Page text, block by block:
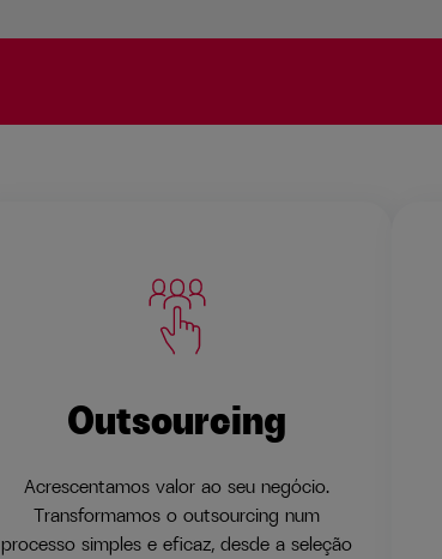
Outsourcing
Acrescentamos valor ao seu negócio.
Transformamos o outsourcing num
processo simples e eficaz, desde a seleção